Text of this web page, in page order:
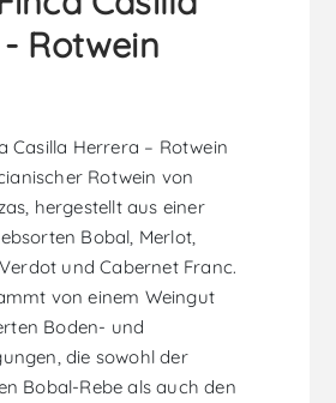
Rotwein
Casilla Herrera – Rotwein
Rotwein von
hergestellt aus einer
Bobal, Merlot,
und Cabernet Franc.
von einem Weingut
Boden- und
die sowohl der
Bobal-Rebe als auch den